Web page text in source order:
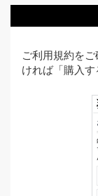
ご利用規約を
ければ「購入す